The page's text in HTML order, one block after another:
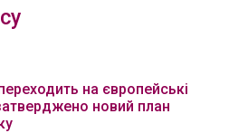
на європейські
новий план